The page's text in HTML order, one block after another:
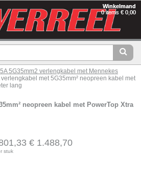
Winkelmand
0 items € 0,00
5G35mm2 verlengkabel met Mennekes
verlengkabel met 5G35mm² neopreen kabel met
lang
neopreen kabel met PowerTop Xtra
€ 1.488,70
stuk